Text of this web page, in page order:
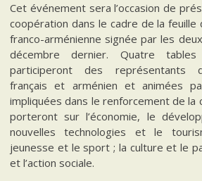
Cet événement sera l’occasion de
coopération dans le cadre de la
franco-arménienne signée par les
décembre dernier. Quatre tables
participeront des représentants
français et arménien et animées
impliquées dans le renforcement de la
porteront sur l’économie, le
nouvelles technologies et le
jeunesse et le sport ; la culture et le
et l’action sociale.